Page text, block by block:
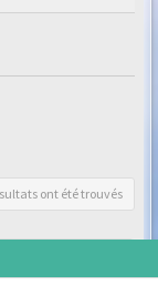
ont été trouvés